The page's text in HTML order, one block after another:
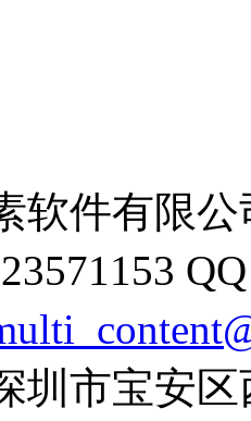
软件有限公
圳市宝安